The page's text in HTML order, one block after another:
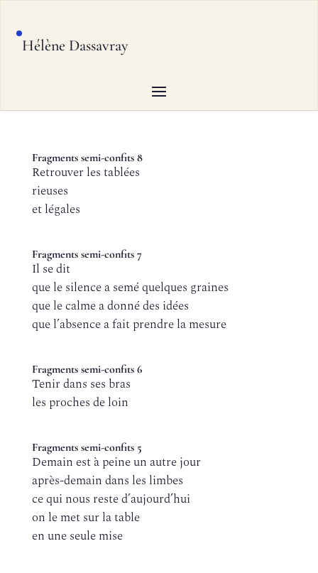
Hélène Dassavray
Fragments semi-confits 8
Retrouver les tablées
rieuses
et légales
Fragments semi-confits 7
Il se dit
que le silence a semé quelques graines
que le calme a donné des idées
que l’absence a fait prendre la mesure
Fragments semi-confits 6
Tenir dans ses bras
les proches de loin
Fragments semi-confits 5
Demain est à peine un autre jour
après-demain dans les limbes
ce qui nous reste d’aujourd’hui
on le met sur la table
en une seule mise